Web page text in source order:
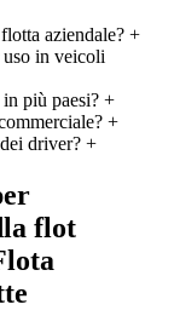
aziendale? +
in veicoli
più paesi? +
+
driver? +
flot